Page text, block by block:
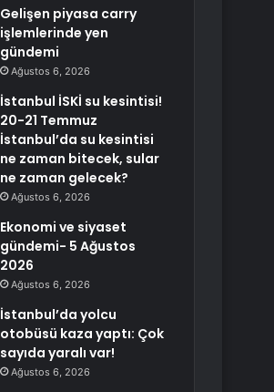
Gelişen piyasa carry
işlemlerinde yen
gündemi
Ağustos 6, 2026
İstanbul İSKİ su kesintisi!
20-21 Temmuz
İstanbul’da su kesintisi
ne zaman bitecek, sular
ne zaman gelecek?
Ağustos 6, 2026
Ekonomi ve siyaset
gündemi- 5 Ağustos
2026
Ağustos 6, 2026
İstanbul’da yolcu
otobüsü kaza yaptı: Çok
sayıda yaralı var!
Ağustos 6, 2026